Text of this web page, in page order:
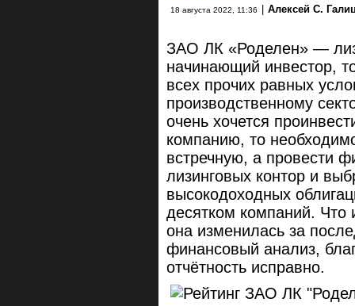
18 августа 2022, 11:36 | Алексей С.
ЗАО ЛК «Роделен» —
начинающий инвестор,
всех прочих равных
производственному
очень хочется
компанию, то
встречную, а провести
лизинговых контор и
высокодоходных
десятком компаний. Что
она изменилась за
финансовый анализ,
отчётность исправно.